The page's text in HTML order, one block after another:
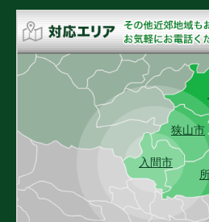
入間市
狭山市